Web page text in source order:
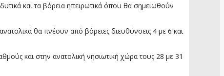
και τα βόρεια ηπειρωτικά όπου θα σημειωθούν
θα πνέουν από βόρειες διευθύνσεις 4 με 6 και
και στην ανατολική νησιωτική χώρα τους 28 με 31